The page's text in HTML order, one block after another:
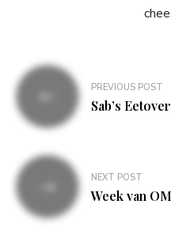
Bericht
navigatie
PREVIOUS POST
Sab’s
NEXT POST
Week van